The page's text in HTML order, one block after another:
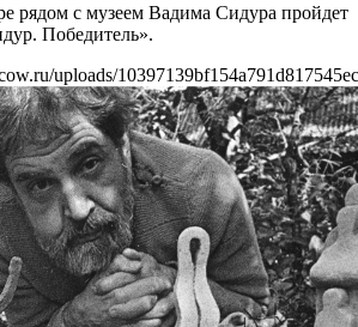
рядом с музеем Вадима Сидура пройдет
Победитель».
uploads/